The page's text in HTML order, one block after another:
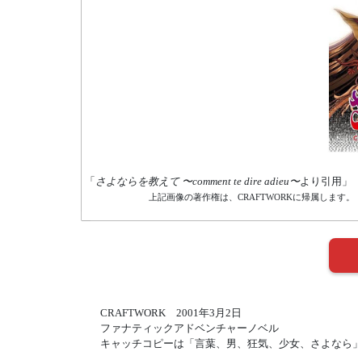
「 さよならを教えて 〜comment te dire adieu〜より引用」
上記画像の著作権は、CRAFTWORKに帰属します。
CRAFTWORK 2001年3月2日
ファナティックアドベンチャーノベル
キャッチコピーは「言葉、男、狂気、少女、さよなら」